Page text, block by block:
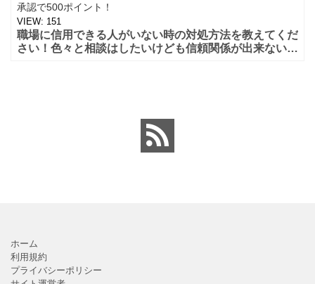
承認で500ポイント！
VIEW: 151
職場に信用できる人がいない時の対処方法を教えてくだ
さい！色々と相談はしたいけども信頼関係が出来ないし
ホーム
利用規約
プライバシーポリシー